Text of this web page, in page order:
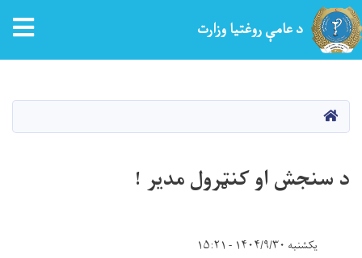
د عامې روغتیا وزارت
کور
د سنجش او کنټرول مدیر !
یکشنبه ۱۴۰۴/۹/۳۰ - ۱۵:۲۱